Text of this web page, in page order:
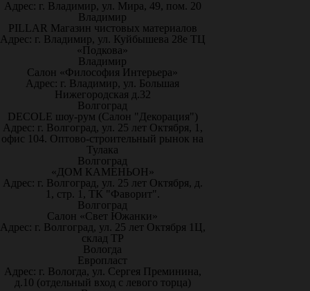
Адрес: г. Владимир, ул. Мира, 49, пом. 20
Владимир
PILLAR Магазин чистовых материалов
Адрес: г. Владимир, ул. Куйбышева 28е ТЦ
«Подкова»
Владимир
Салон «Философия Интерьера»
Адрес: г. Владимир, ул. Большая
Нижегородская д.32
Волгоград
DECOLE шоу-рум (Салон "Декорация")
Адрес: г. Волгоград, ул. 25 лет Октября, 1,
офис 104. Оптово-строительный рынок на
Тулака
Волгоград
«ДОМ КАМЕНЬОН»
Адрес: г. Волгоград, ул. 25 лет Октября, д.
1, стр. 1, ТК "Фаворит".
Волгоград
Салон «Свет Южанки»
Адрес: г. Волгоград, ул. 25 лет Октября 1Ц,
склад ТР
Вологда
Европласт
Адрес: г. Вологда, ул. Сергея Преминина,
д.10 (отдельный вход с левого торца)